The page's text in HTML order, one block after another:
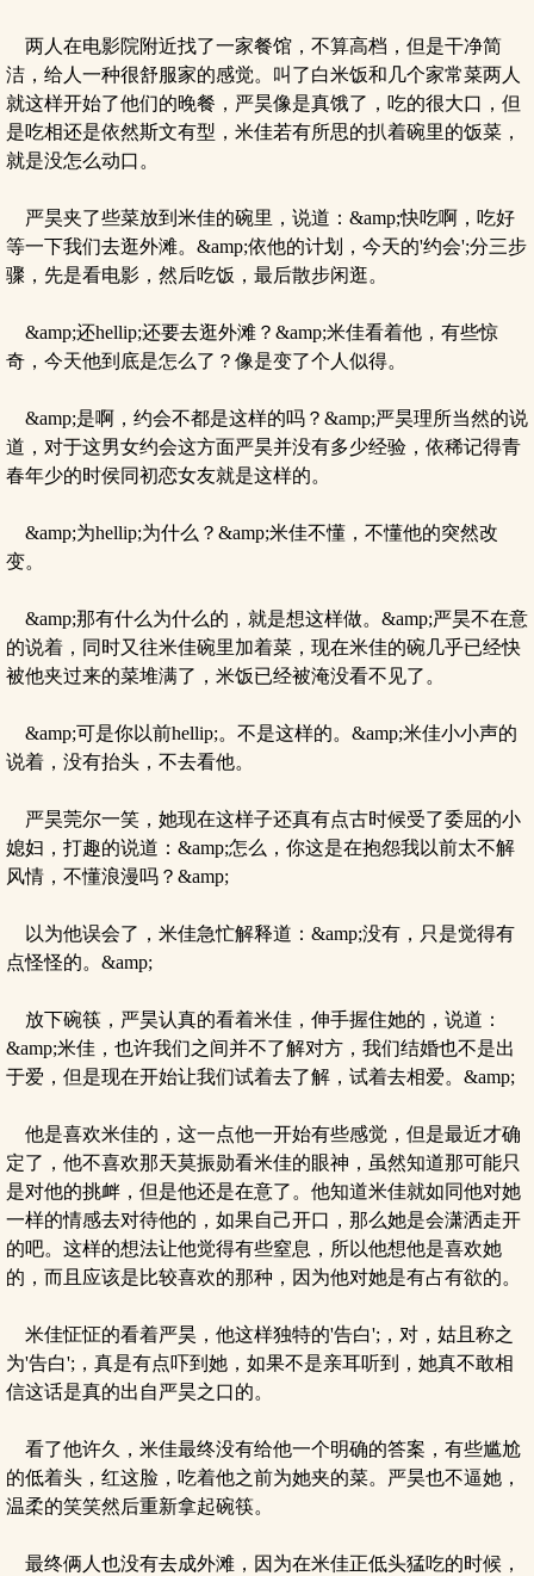
两人在电影院附近找了一家餐馆，不算高档，但是干净简
洁，给人一种很舒服家的感觉。叫了白米饭和几个家常菜两人
就这样开始了他们的晚餐，严昊像是真饿了，吃的很大口，但
是吃相还是依然斯文有型，米佳若有所思的扒着碗里的饭菜，
就是没怎么动口。
严昊夹了些菜放到米佳的碗里，说道：&amp;快吃啊，吃好
等一下我们去逛外滩。&amp;依他的计划，今天的'约会';分三步
骤，先是看电影，然后吃饭，最后散步闲逛。
&amp;还hellip;还要去逛外滩？&amp;米佳看着他，有些惊
奇，今天他到底是怎么了？像是变了个人似得。
&amp;是啊，约会不都是这样的吗？&amp;严昊理所当然的说
道，对于这男女约会这方面严昊并没有多少经验，依稀记得青
春年少的时侯同初恋女友就是这样的。
&amp;为hellip;为什么？&amp;米佳不懂，不懂他的突然改
变。
&amp;那有什么为什么的，就是想这样做。&amp;严昊不在意
的说着，同时又往米佳碗里加着菜，现在米佳的碗几乎已经快
被他夹过来的菜堆满了，米饭已经被淹没看不见了。
&amp;可是你以前hellip;。不是这样的。&amp;米佳小小声的
说着，没有抬头，不去看他。
严昊莞尔一笑，她现在这样子还真有点古时候受了委屈的小
媳妇，打趣的说道：&amp;怎么，你这是在抱怨我以前太不解
风情，不懂浪漫吗？&amp;
以为他误会了，米佳急忙解释道：&amp;没有，只是觉得有
点怪怪的。&amp;
放下碗筷，严昊认真的看着米佳，伸手握住她的，说道：
&amp;米佳，也许我们之间并不了解对方，我们结婚也不是出
于爱，但是现在开始让我们试着去了解，试着去相爱。&amp;
他是喜欢米佳的，这一点他一开始有些感觉，但是最近才确
定了，他不喜欢那天莫振勋看米佳的眼神，虽然知道那可能只
是对他的挑衅，但是他还是在意了。他知道米佳就如同他对她
一样的情感去对待他的，如果自己开口，那么她是会潇洒走开
的吧。这样的想法让他觉得有些窒息，所以他想他是喜欢她
的，而且应该是比较喜欢的那种，因为他对她是有占有欲的。
米佳怔怔的看着严昊，他这样独特的'告白';，对，姑且称之
为'告白';，真是有点吓到她，如果不是亲耳听到，她真不敢相
信这话是真的出自严昊之口的。
看了他许久，米佳最终没有给他一个明确的答案，有些尴尬
的低着头，红这脸，吃着他之前为她夹的菜。严昊也不逼她，
温柔的笑笑然后重新拿起碗筷。
最终俩人也没有去成外滩，因为在米佳正低头猛吃的时候，